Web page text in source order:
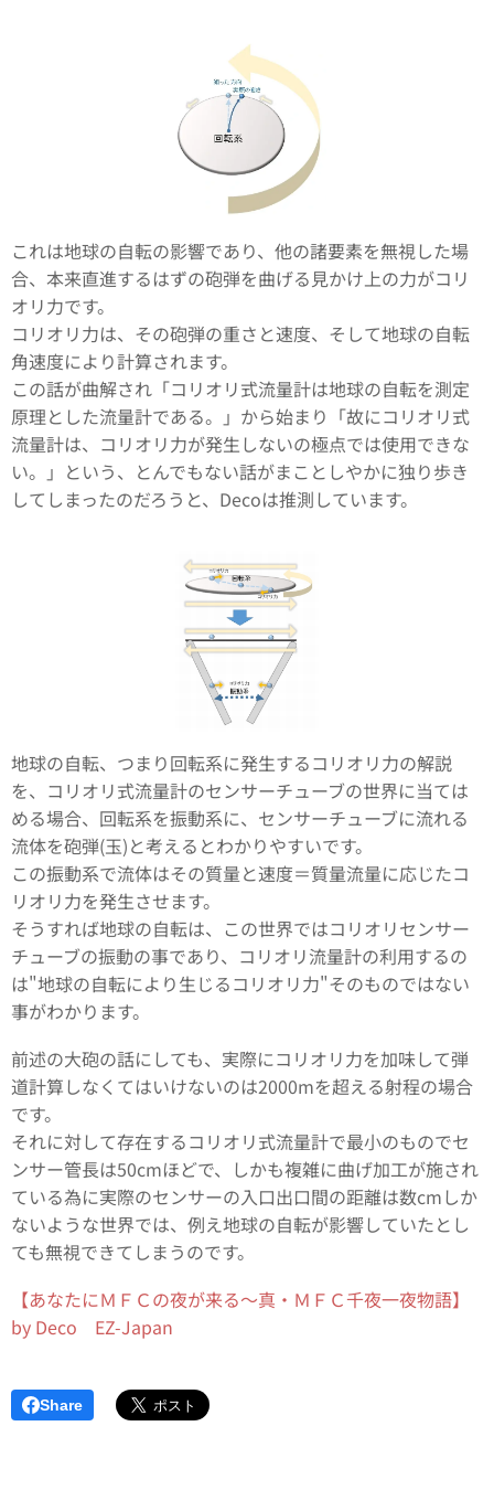
これは地球の自転の影響であり、他の諸要素を無視した場
合、本来直進するはずの砲弾を曲げる見かけ上の力がコリ
オリ力です。
コリオリ力は、その砲弾の重さと速度、そして地球の自転
角速度により計算されます。
この話が曲解され「コリオリ式流量計は地球の自転を測定
原理とした流量計である。」から始まり「故にコリオリ式
流量計は、コリオリ力が発生しないの極点では使用できな
い。」という、とんでもない話がまことしやかに独り歩き
してしまったのだろうと、Decoは推測しています。
地球の自転、つまり回転系に発生するコリオリ力の解説
を、コリオリ式流量計のセンサーチューブの世界に当ては
める場合、回転系を振動系に、センサーチューブに流れる
流体を砲弾(玉)と考えるとわかりやすいです。
この振動系で流体はその質量と速度＝質量流量に応じたコ
リオリ力を発生させます。
そうすれば地球の自転は、この世界ではコリオリセンサー
チューブの振動の事であり、コリオリ流量計の利用するの
は"地球の自転により生じるコリオリ力"そのものではない
事がわかります。
前述の大砲の話にしても、実際にコリオリ力を加味して弾
道計算しなくてはいけないのは2000mを超える射程の場合
です。
それに対して存在するコリオリ式流量計で最小のものでセ
ンサー管長は50cmほどで、しかも複雑に曲げ加工が施され
ている為に実際のセンサーの入口出口間の距離は数cmしか
ないような世界では、例え地球の自転が影響していたとし
ても無視できてしまうのです。
【あなたにＭＦＣの夜が来る～真・ＭＦＣ千夜一夜物語】
by Deco EZ-Japan
Share